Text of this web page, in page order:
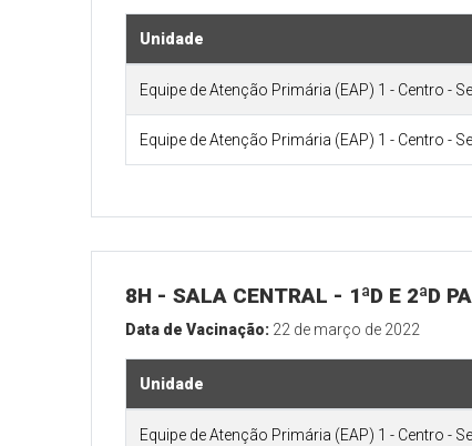
Unidade
Equipe de Atenção Primária (EAP) 1 - Centro -
Equipe de Atenção Primária (EAP) 1 - Centro -
8H - SALA CENTRAL - 1ªD E 2ªD
Data de Vacinação: 22 de março de 2022
Unidade
Equipe de Atenção Primária (EAP) 1 - Centro -